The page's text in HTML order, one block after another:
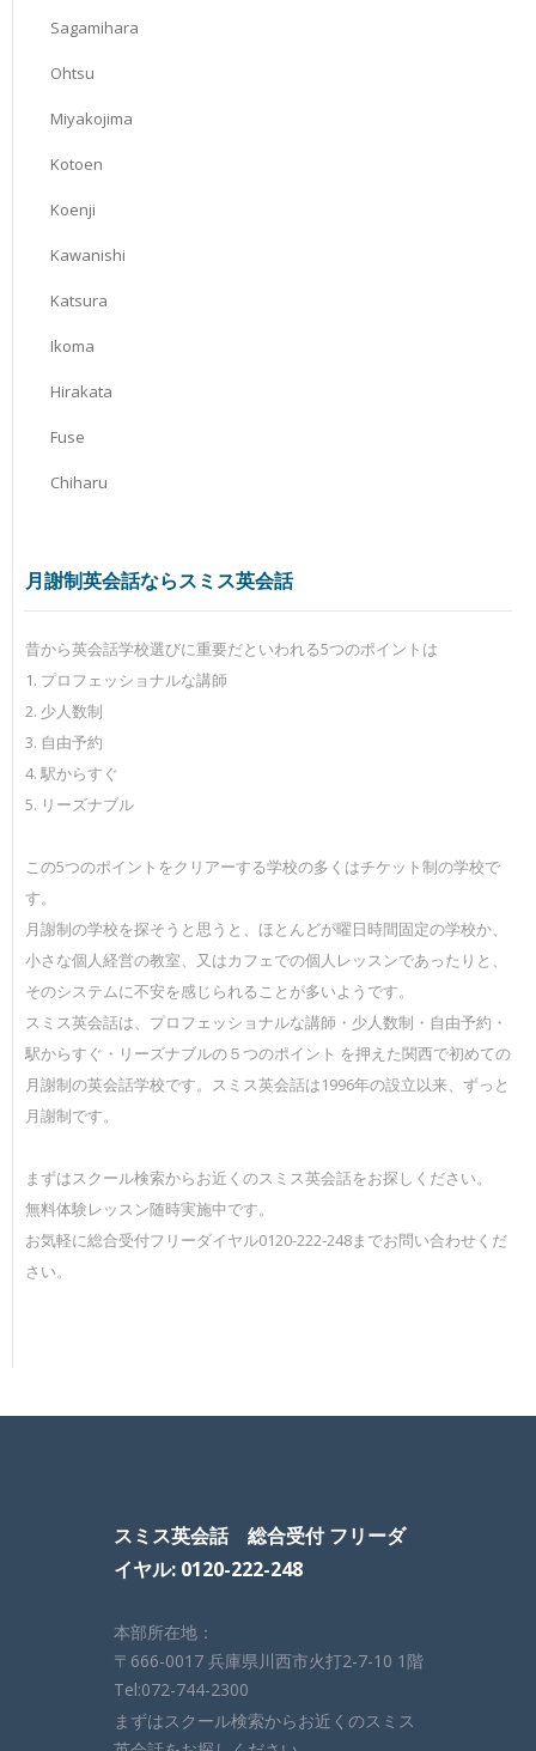
Sagamihara
Ohtsu
Miyakojima
Kotoen
Koenji
Kawanishi
Katsura
Ikoma
Hirakata
Fuse
Chiharu
月謝制英会話ならスミス英会話
昔から英会話学校選びに重要だといわれる5つのポイントは
1. プロフェッショナルな講師
2. 少人数制
3. 自由予約
4. 駅からすぐ
5. リーズナブル
この5つのポイントをクリアーする学校の多くはチケット制の学校で
す。
月謝制の学校を探そうと思うと、ほとんどが曜日時間固定の学校か、
小さな個人経営の教室、又はカフェでの個人レッスンであったりと、
そのシステムに不安を感じられることが多いようです。
スミス英会話は、プロフェッショナルな講師・少人数制・自由予約・
駅からすぐ・リーズナブルの５つのポイント を押えた関西で初めての
月謝制の英会話学校です。スミス英会話は1996年の設立以来、ずっと
月謝制です。
まずはスクール検索からお近くのスミス英会話をお探しください。
無料体験レッスン随時実施中です。
お気軽に総合受付フリーダイヤル0120-222-248までお問い合わせくだ
さい。
スミス英会話 総合受付 フリーダ
イヤル: 0120-222-248
本部所在地：
〒666-0017 兵庫県川西市火打2-7-10 1階
Tel:072-744-2300
まずはスクール検索からお近くのスミス